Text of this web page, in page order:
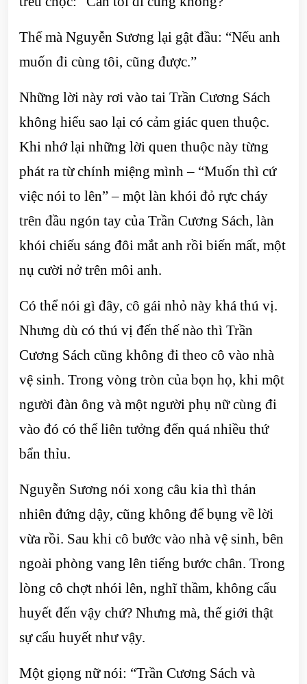
Thế mà Nguyễn Sương lại gật đầu: “Nếu anh
muốn đi cùng tôi, cũng được.”
Những lời này rơi vào tai Trần Cương Sách
không hiểu sao lại có cảm giác quen thuộc.
Khi nhớ lại những lời quen thuộc này từng
phát ra từ chính miệng mình – “Muốn thì cứ
việc nói to lên” – một làn khói đỏ rực cháy
trên đầu ngón tay của Trần Cương Sách, làn
khói chiếu sáng đôi mắt anh rồi biến mất, một
nụ cười nở trên môi anh.
Có thể nói gì đây, cô gái nhỏ này khá thú vị.
Nhưng dù có thú vị đến thế nào thì Trần
Cương Sách cũng không đi theo cô vào nhà
vệ sinh. Trong vòng tròn của bọn họ, khi một
người đàn ông và một người phụ nữ cùng đi
vào đó có thể liên tưởng đến quá nhiều thứ
bẩn thỉu.
Nguyễn Sương nói xong câu kia thì thản
nhiên đứng dậy, cũng không để bụng về lời
vừa rồi. Sau khi cô bước vào nhà vệ sinh, bên
ngoài phòng vang lên tiếng bước chân. Trong
lòng cô chợt nhói lên, nghĩ thầm, không cẩu
huyết đến vậy chứ? Nhưng mà, thế giới thật
sự cẩu huyết như vậy.
Một giọng nữ nói: “Trần Cương Sách và